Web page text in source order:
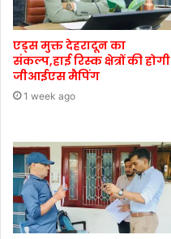
एड्स मुक्त देहरादून का
संकल्प,हाई रिस्क क्षेत्रों की होगी
जीआईएस मैपिंग
1 week ago